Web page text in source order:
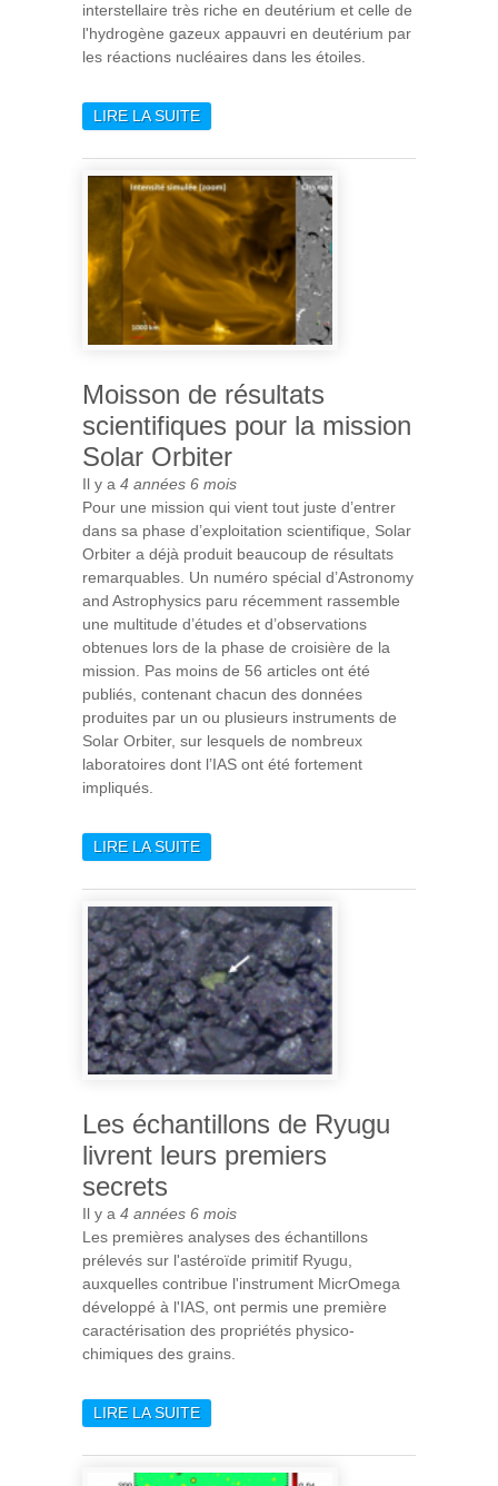
interstellaire très riche en deutérium et celle de
l'hydrogène gazeux appauvri en deutérium par
les réactions nucléaires dans les étoiles.
LIRE LA SUITEDE ORIGINE DE L'EAU DU
INTERNE : LA COMPOSITION
ISOTOPIQUE INITIALE DE
L'HYDROGÈNE ENFIN
DÉVOILÉE !
Moisson de résultats
scientifiques pour la mission
Solar Orbiter
Il y a 4 années 6 mois
Pour une mission qui vient tout juste d’entrer
dans sa phase d’exploitation scientifique, Solar
Orbiter a déjà produit beaucoup de résultats
remarquables. Un numéro spécial d’Astronomy
and Astrophysics paru récemment rassemble
une multitude d’études et d’observations
obtenues lors de la phase de croisière de la
mission. Pas moins de 56 articles ont été
publiés, contenant chacun des données
produites par un ou plusieurs instruments de
Solar Orbiter, sur lesquels de nombreux
laboratoires dont l’IAS ont été fortement
impliqués.
LIRE LA SUITEDE MOISSON DE
POUR LA MISSION SOLAR
ORBITER
Les échantillons de Ryugu
livrent leurs premiers
secrets
Il y a 4 années 6 mois
Les premières analyses des échantillons
prélevés sur l'astéroïde primitif Ryugu,
auxquelles contribue l'instrument MicrOmega
développé à l'IAS, ont permis une première
caractérisation des propriétés physico-
chimiques des grains.
LIRE LA SUITEDE LES ÉCHANTILLONS DE
PREMIERS SECRETS